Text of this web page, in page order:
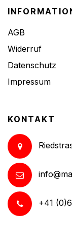
AGB
Widerruf
Datenschutz
Impressum
KONTAKT
+41